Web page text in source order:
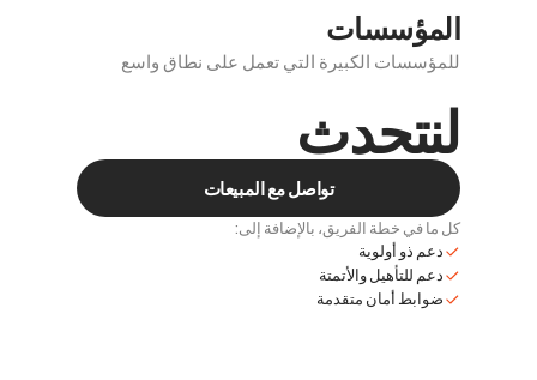
المؤسسات
للمؤسسات الكبيرة التي تعمل على نطاق واسع
لنتحدث
تواصل مع المبيعات
كل ما في خطة الفريق، بالإضافة إلى:
دعم ذو أولوية
دعم للتأهيل والأتمتة
ضوابط أمان متقدمة